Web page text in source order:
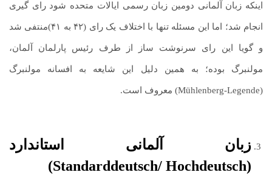
اینکه زبان آلمانی دومین زبان رسمی ایالات متحده شود رای گیری
انجام شد؛ اما این مسئله تنها با اختلاف یک رای (۴۲ به ۴۱)منتفی شد
و گویا این رای سرنوشت ساز از طرف رئیس پارلمان آلمان،
مولنبرگ بوده؛ به همین دلیل این شایعه به افسانه مولنبرگ
(Mühlenberg-Legende) معروف است.
زبان آلمانی استاندارد
(Standarddeutsch/ Hochdeutsch)